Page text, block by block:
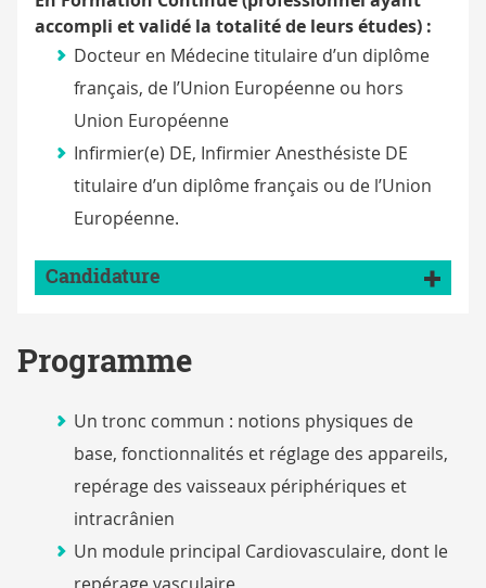
accompli et validé la totalité de leurs études) :
Docteur en Médecine titulaire d’un diplôme
français, de l’Union Européenne ou hors
Union Européenne
Infirmier(e) DE, Infirmier Anesthésiste DE
titulaire d’un diplôme français ou de l’Union
Européenne.
Candidature
Programme
Un tronc commun : notions physiques de
base, fonctionnalités et réglage des appareils,
repérage des vaisseaux périphériques et
intracrânien
Un module principal Cardiovasculaire, dont le